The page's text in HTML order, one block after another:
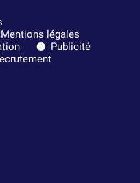
Mentions légales
Publicité